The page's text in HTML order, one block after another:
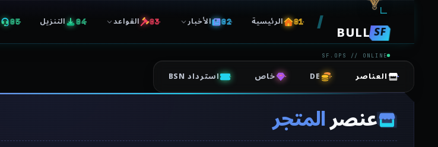
BULLSF
SF.OPS // ONLINE
الرئيسية الأخبار القواعد التنزيل
العناصر DE خاص استرداد BSN
عنصرالمتجر